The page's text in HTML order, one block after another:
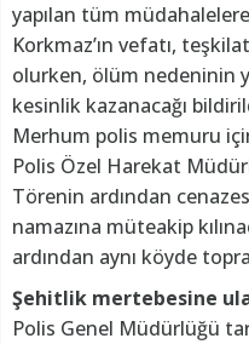
yapılan tüm
Korkmaz’ın vefatı,
olurken, ölüm nedeninin
kesinlik kazanacağı
Merhum polis memuru
Polis Özel Harekat
Törenin ardından
namazına müteakip
ardından aynı köyde
Şehitlik mertebesine
Polis Genel Müdürlüğü